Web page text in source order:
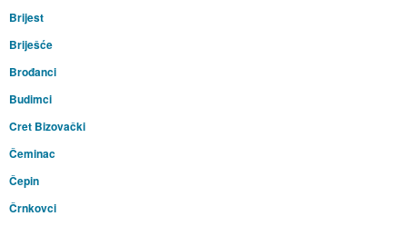
Brijest
Briješće
Brođanci
Budimci
Cret Bizovački
Čeminac
Čepin
Črnkovci